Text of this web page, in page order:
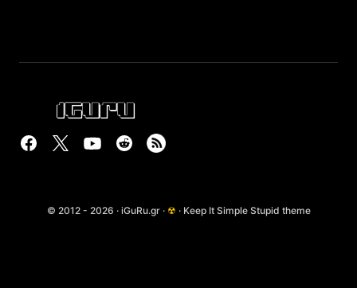
© 2012 - 2026 · iGuRu.gr · ☢ · Keep It Simple Stupid theme